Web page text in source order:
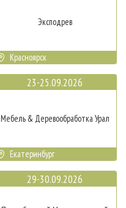
Эксподрев
Красноярск
23-25.09.2026
Мебель & Деревообработка Урал
Екатеринбург
29-30.09.2026